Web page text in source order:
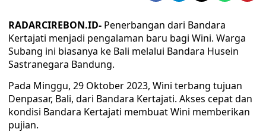
RADARCIREBON.ID- Penerbangan dari Bandara
Kertajati menjadi pengalaman baru bagi Wini. Warga
Subang ini biasanya ke Bali melalui Bandara Husein
Sastranegara Bandung.
Pada Minggu, 29 Oktober 2023, Wini terbang tujuan
Denpasar, Bali, dari Bandara Kertajati. Akses cepat dan
kondisi Bandara Kertajati membuat Wini memberikan
pujian.